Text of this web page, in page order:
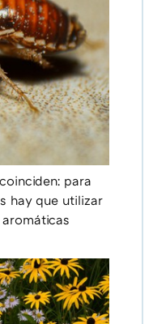
para
hay que utilizar